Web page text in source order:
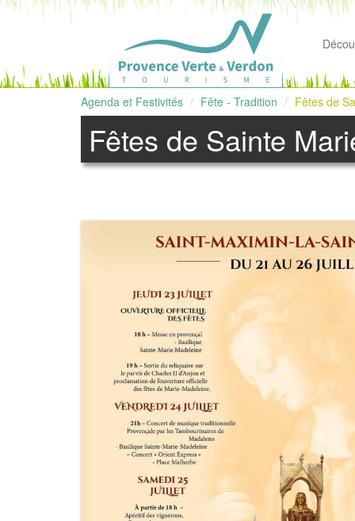
Agenda et Festivités Fête - Tradition Fêtes de
Fêtes de Sainte